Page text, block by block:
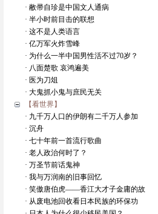
· 敝帚自珍是中国文人通病
· 半小时前目击的联想
· 这不是人类语言
· 亿万军火炸雪峰
· 为什么一半中国男性活不过70岁？
· 八面楚歌 哀鸿遍美
· 医为刀俎
· 大鬼抓小鬼与庶民无关
【看世界】
· 九千万人口的伊朗有二千万人参加
· 沉舟
· 七十年前一首流行歌曲
· 老人政治何时了？
· 万圣节前话鬼神
· 我与万润南的旧事回忆
· 笑傲唐伯虎——香江大才子金庸的故
· 从废电池回收看日本民族的环保功